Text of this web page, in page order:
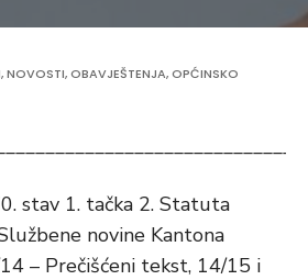
,NOVOSTI,OBAVJEŠTENJA,OPĆINSKO
stav 1. tačka 2. Statuta
novine Kantona
– Prečišćeni tekst, 14/15 i